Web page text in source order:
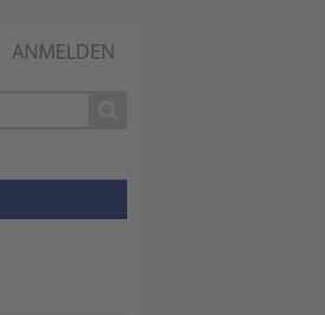
ANMELDEN